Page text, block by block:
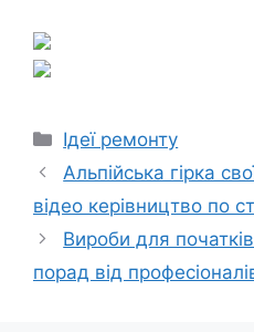
Категорії
Ідеї ремонту
Альпійська гірка
відео керівництво по
Вироби для
порад від